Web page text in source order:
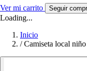
Ver mi carrito Seguir
Loading...
Inicio
/ Camiseta local